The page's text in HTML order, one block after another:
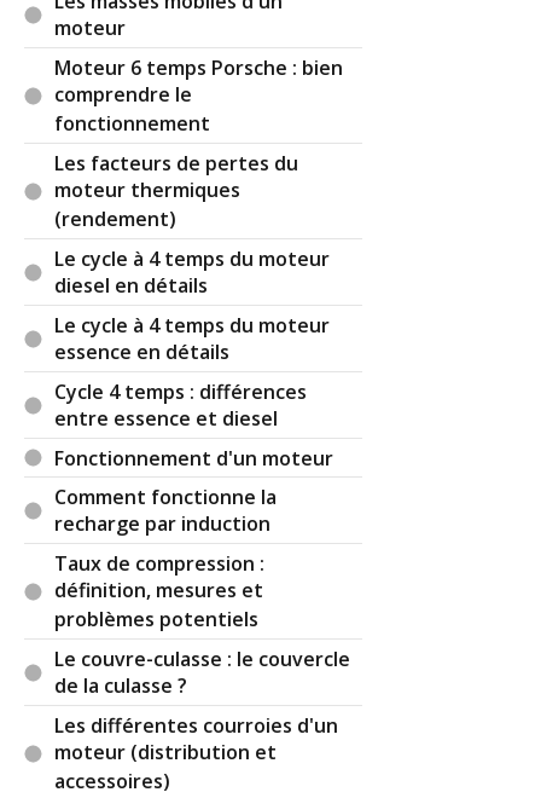
moteur
Moteur 6 temps Porsche : bien
comprendre le
fonctionnement
Les facteurs de pertes du
moteur thermiques
(rendement)
Le cycle à 4 temps du moteur
diesel en détails
Le cycle à 4 temps du moteur
essence en détails
Cycle 4 temps : différences
entre essence et diesel
Fonctionnement d'un moteur
Comment fonctionne la
recharge par induction
Taux de compression :
définition, mesures et
problèmes potentiels
Le couvre-culasse : le couvercle
de la culasse ?
Les différentes courroies d'un
moteur (distribution et
accessoires)